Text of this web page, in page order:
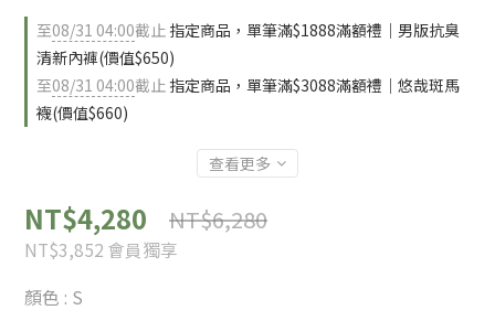
至08/31 04:00截止 指定商品，單筆滿$1888滿額禮｜男版抗臭
清新內褲(價值$650)
至08/31 04:00截止 指定商品，單筆滿$3088滿額禮｜悠哉斑馬
襪(價值$660)
查看更多
NT$4,280 NT$6,280
NT$3,852 會員獨享
顏色 : S